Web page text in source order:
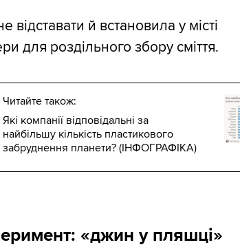
й встановила у місті
для роздільного збору сміття.
Читайте також:
Які компанії відповідальні за
найбільшу кількість пластикового
забруднення планети? (ІНФОГРАФІКА)
«джин у пляшці»